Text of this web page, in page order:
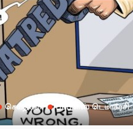
செய்திகள் பீப்பிள்ஸ் டெமாக்ரசி